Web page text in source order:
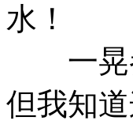
水！
一晃参
但我知